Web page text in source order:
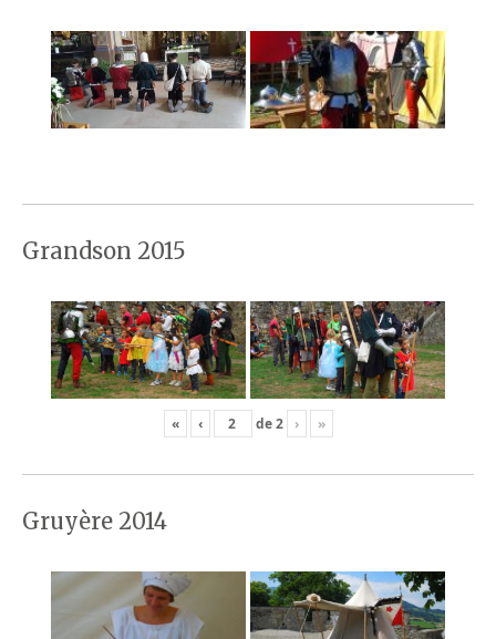
Grandson 2015
« ‹ de2 › »
Gruyère 2014